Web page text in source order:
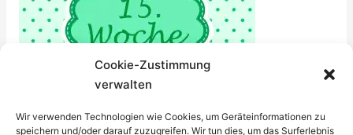
Cookie-Zustimmung
verwalten
Wir verwenden Technologien wie Cookies, um Geräteinformationen zu
speichern und/oder darauf zuzugreifen. Wir tun dies, um das Surferlebnis